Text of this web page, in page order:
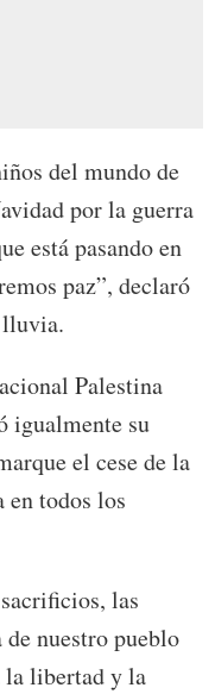
del mundo de
por la guerra
está pasando en
paz”, declaró
lluvia.
Palestina
igualmente su
el cese de la
en todos los
las
nuestro pueblo
la libertad y la